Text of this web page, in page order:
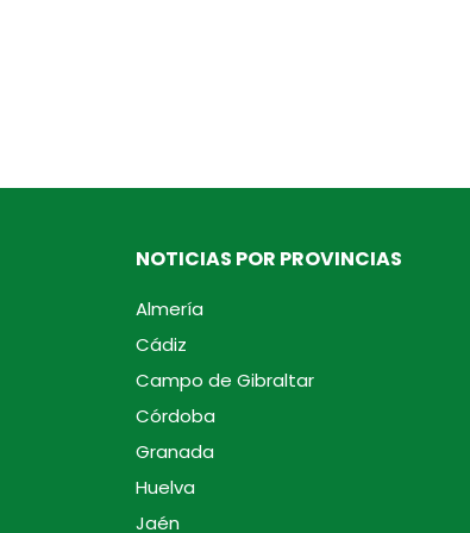
NOTICIAS POR PROVINCIAS
Almería
Cádiz
Campo de Gibraltar
Córdoba
Granada
Huelva
Jaén